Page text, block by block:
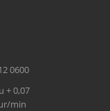
0600
+ 0,07
min